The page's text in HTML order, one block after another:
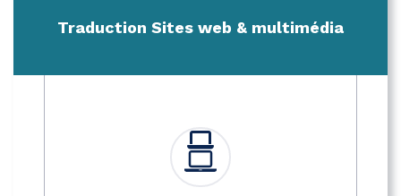
Traduction Sites web & multimédia